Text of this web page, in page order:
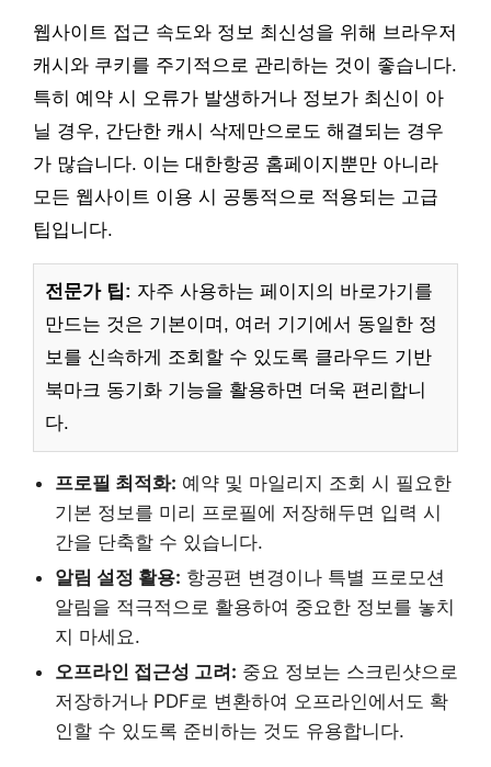
웹사이트 접근 속도와 정보 최신성을 위해 브라우저
캐시와 쿠키를 주기적으로 관리하는 것이 좋습니다.
특히 예약 시 오류가 발생하거나 정보가 최신이 아
닐 경우, 간단한 캐시 삭제만으로도 해결되는 경우
가 많습니다. 이는 대한항공 홈페이지뿐만 아니라
모든 웹사이트 이용 시 공통적으로 적용되는 고급
팁입니다.
전문가 팁: 자주 사용하는 페이지의 바로가기를
만드는 것은 기본이며, 여러 기기에서 동일한 정
보를 신속하게 조회할 수 있도록 클라우드 기반
북마크 동기화 기능을 활용하면 더욱 편리합니
다.
프로필 최적화: 예약 및 마일리지 조회 시 필요한
기본 정보를 미리 프로필에 저장해두면 입력 시
간을 단축할 수 있습니다.
알림 설정 활용: 항공편 변경이나 특별 프로모션
알림을 적극적으로 활용하여 중요한 정보를 놓치
지 마세요.
오프라인 접근성 고려: 중요 정보는 스크린샷으로
저장하거나 PDF로 변환하여 오프라인에서도 확
인할 수 있도록 준비하는 것도 유용합니다.